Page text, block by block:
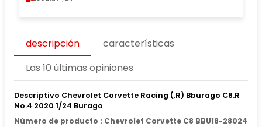
descripción
características
Las 10 últimas opiniones
Descriptivo Chevrolet Corvette Racing (.R) Bburago C8.R
No.4 2020 1/24 Burago
Número de producto : Chevrolet Corvette C8 BBU18-28024